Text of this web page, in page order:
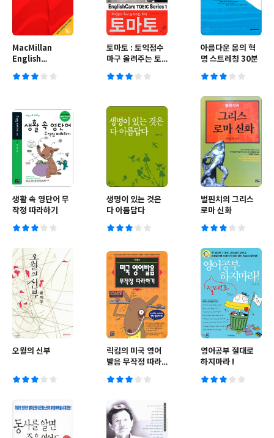
MacMillan
English
Advanced
English with
CD
토마토 : 토익점수
마구 올려주는 토
아름다운 몸의 혁
명 스트레칭 30분
생활 속 영단어 무
작정 따라하기
생명이 있는 것은
다 아름답다
벌핀치의 그리스
로마 신화
오월의 신부
릭킴의 미국 영어
발음 무작정 따라
영어공부 절대로
하지마라 !